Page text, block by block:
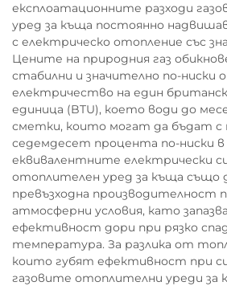
експлоатационните разходи
уред за къща постоянно
с електрическо отопление със
Цените на природния газ
стабилни и значително по-
електричество на един
единица (BTU), което води до
сметки, които могат да бъдат
седемдесет процента по-ниски в
еквивалентните електрически
отоплителен уред за къща също
превъзходна производителност
атмосферни условия, като
ефективност дори при рязко
температура. За разлика от
които губят ефективност при
газовите отоплителни уреди за